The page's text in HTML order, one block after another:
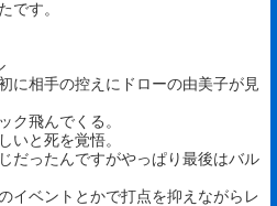
です。
に相手の控えにドローの由美子が見
ク飛んでくる。
いと死を覚悟。
だったんですがやっぱり最後はバル
イベントとかで打点を抑えながらレ